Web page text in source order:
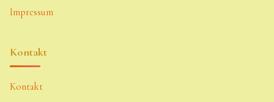
Impressum
Kontakt
Kontakt